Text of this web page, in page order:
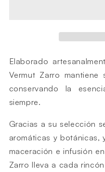
Elaborado
Vermut Zarro
conservando la
siempre.
Gracias a su selección
aromáticas y
maceración e infusión
Zarro lleva a cada